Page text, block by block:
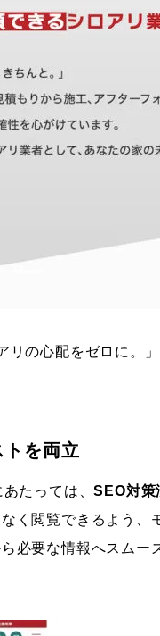
リの心配をゼロに。
を両立
たっては、SEO対策
く閲覧できるよう
必要な情報へスムー